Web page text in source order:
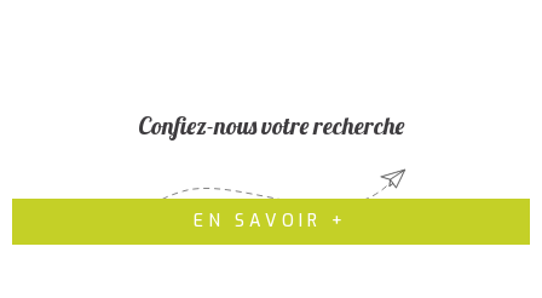
Confiez-nous votre recherche
EN SAVOIR +